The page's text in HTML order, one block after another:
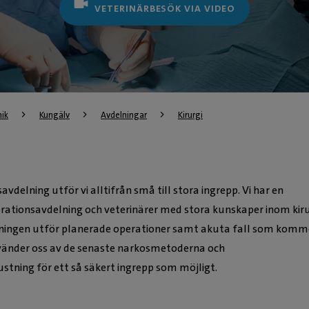
VETERINÄRBESÖK VIA VIDEO
Kungälv Avdelningar Kirurgi
utför vi alltifrån små till stora ingrepp. Vi har en
och veterinärer med stora kunskaper inom
utför planerade operationer samt akuta fall som
oss av de senaste narkosmetoderna och
för ett så säkert ingrepp som möjligt.